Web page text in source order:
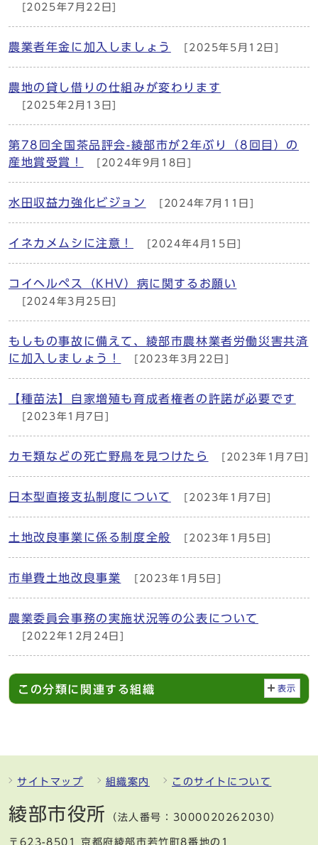
[2025年7月22日]
農業者年金に加入しましょう [2025年5月12日]
農地の貸し借りの仕組みが変わります
[2025年2月13日]
第78回全国茶品評会-綾部市が2年ぶり（8回目）の
産地賞受賞！
[2024年9月18日]
水田収益力強化ビジョン [2024年7月11日]
イネカメムシに注意！ [2024年4月15日]
コイヘルペス（KHV）病に関するお願い
[2024年3月25日]
もしもの事故に備えて、綾部市農林業者労働災害共済
に加入しましょう！
[2023年3月22日]
【種苗法】自家増殖も育成者権者の許諾が必要です
[2023年1月7日]
カモ類などの死亡野鳥を見つけたら [2023年1月7日]
日本型直接支払制度について [2023年1月7日]
土地改良事業に係る制度全般 [2023年1月5日]
市単費土地改良事業 [2023年1月5日]
農業委員会事務の実施状況等の公表について
[2022年12月24日]
この分類に関連する組織 表示
サイトマップ 組織案内 このサイトについて
綾部市役所 （法人番号：3000020262030）
〒623-8501 京都府綾部市若竹町8番地の1